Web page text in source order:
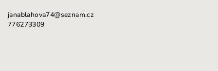
janablahova74@seznam.cz
776273309